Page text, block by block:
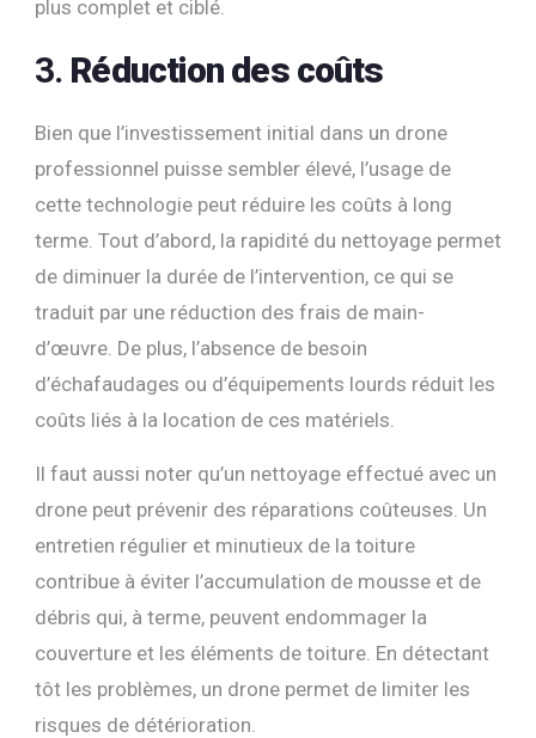
plus complet et ciblé.
3. Réduction des coûts
Bien que l’investissement initial dans un drone
professionnel puisse sembler élevé, l’usage de
cette technologie peut réduire les coûts à long
terme. Tout d’abord, la rapidité du nettoyage permet
de diminuer la durée de l’intervention, ce qui se
traduit par une réduction des frais de main-
d’œuvre. De plus, l’absence de besoin
d’échafaudages ou d’équipements lourds réduit les
coûts liés à la location de ces matériels.
Il faut aussi noter qu’un nettoyage effectué avec un
drone peut prévenir des réparations coûteuses. Un
entretien régulier et minutieux de la toiture
contribue à éviter l’accumulation de mousse et de
débris qui, à terme, peuvent endommager la
couverture et les éléments de toiture. En détectant
tôt les problèmes, un drone permet de limiter les
risques de détérioration.